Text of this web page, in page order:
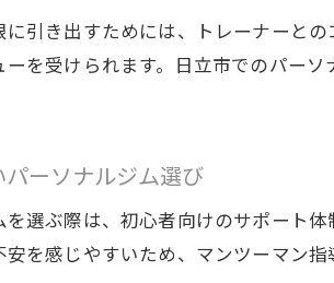
無理せず筋ト
続けやすさで選
パーソナルジ
引き出すためには、トレーナーと
を受けられます。日立市でのパー
ーソナルジム選び
選ぶ際は、初心者向けのサポート
を感じやすいため、マンツーマン指